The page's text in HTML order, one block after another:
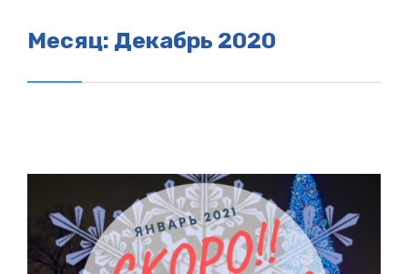
Месяц: Декабрь 2020